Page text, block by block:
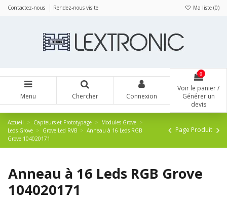
Contactez-nous Rendez-nous visite Ma liste (0)
Menu Chercher Connexion
0
Voir le panier /
Générer un
devis
Accueil Capteurs et Prototypage
Modules Grove
Leds Grove
Grove Led RVB
Anneau à 16 Leds RGB
Grove 104020171
Page Produit
Anneau à 16 Leds RGB Grove
104020171
Panneau de gestion des cookies